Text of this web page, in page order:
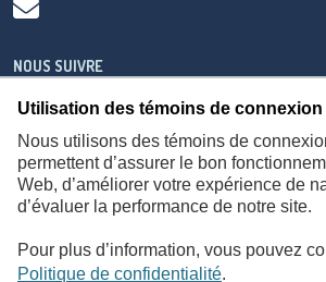
Utilisation des témoins de connexion
Nous utilisons des témoins de
permettent d’assurer le bon
Web, d’améliorer votre expérience de
d’évaluer la performance de notre site.
Pour plus d’information, vous pouvez
Politique de confidentialité.
NOUS SUIVRE
À propos Accessibilité Plan du site